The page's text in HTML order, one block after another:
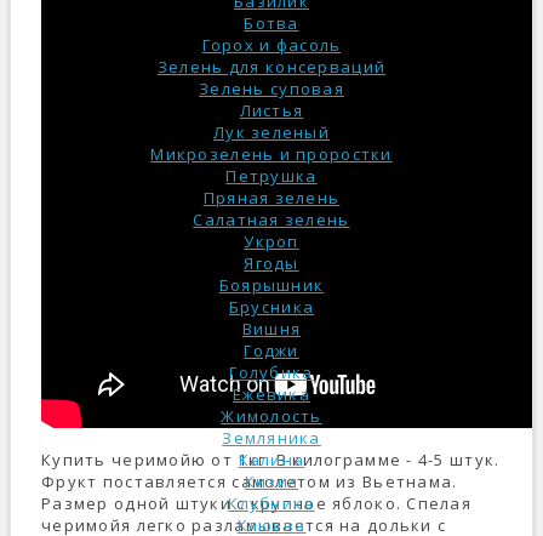
Ботва
Горох и фасоль
Зелень для консерваций
Зелень суповая
Листья
Лук зеленый
Микрозелень и проростки
Петрушка
Пряная зелень
Салатная зелень
Укроп
Ягоды
Боярышник
Брусника
Вишня
Годжи
Голубика
Ежевика
Жимолость
Земляника
Калина
Кизил
Клубника
Клюква
Купить черимойю от 1кг. В килограмме - 4-5 штук.
Фрукт поставляется самолетом из Вьетнама.
Размер одной штуки с крупное яблоко. Спелая
черимойя легко разламывается на дольки с